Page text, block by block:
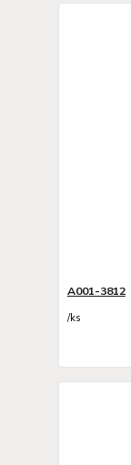
A001-3812
/ks